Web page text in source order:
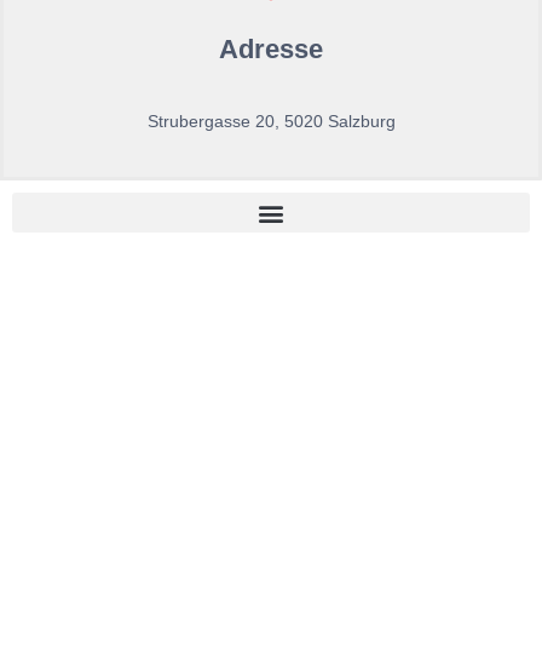
Adresse
Strubergasse 20, 5020 Salzburg